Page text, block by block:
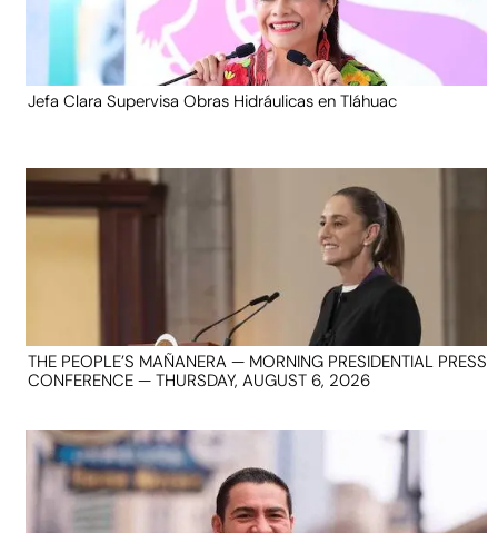
Jefa Clara Supervisa Obras Hidráulicas en Tláhuac
THE PEOPLE’S MAÑANERA — MORNING PRESIDENTIAL PRESS
CONFERENCE — THURSDAY, AUGUST 6, 2026